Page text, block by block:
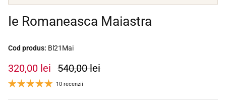
Ie Romaneasca Maiastra
Cod produs: Bl21Mai
320,00 lei 540,00 lei
10 recenzii